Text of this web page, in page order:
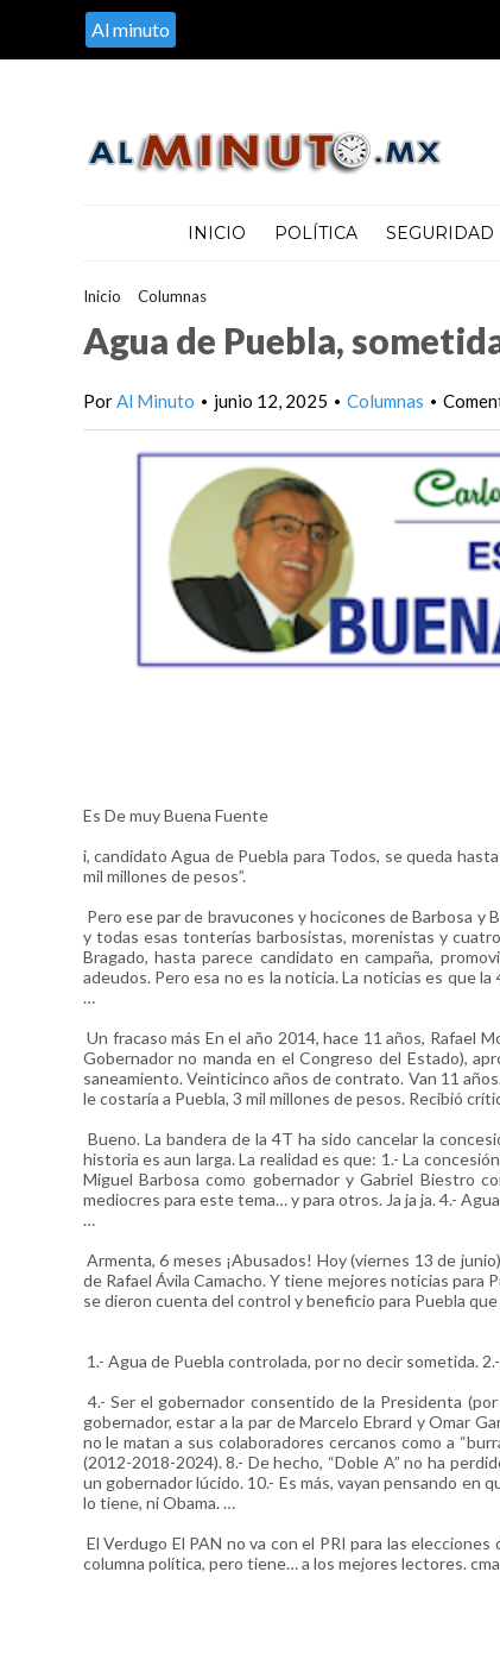
Al minuto
INICIO POLÍTICA SEGURIDAD
Inicio Columnas>
Agua de Puebla,
PorAl Minuto • junio 12, 2025 • Columnas •
Es De muy Buena Fuente
i, candidato Agua de Puebla para Todos, se queda
mil millones de pesos”.
Pero ese par de bravucones y hocicones de Barbosa y
y todas esas tonterías barbosistas, morenistas y
Bragado, hasta parece candidato en campaña,
adeudos. Pero esa no es la noticia. La noticias es que
…
Un fracaso más En el año 2014, hace 11 años, Rafael
Gobernador no manda en el Congreso del Estado),
saneamiento. Veinticinco años de contrato. Van 11
le costaría a Puebla, 3 mil millones de pesos. Recibió
Bueno. La bandera de la 4T ha sido cancelar la
historia es aun larga. La realidad es que: 1.- La
Miguel Barbosa como gobernador y Gabriel Biestro
mediocres para este tema… y para otros. Ja ja ja. 4.-
…
Armenta, 6 meses ¡Abusados! Hoy (viernes 13 de
de Rafael Ávila Camacho. Y tiene mejores noticias para
se dieron cuenta del control y beneficio para Puebla que
1.- Agua de Puebla controlada, por no decir sometida.
4.- Ser el gobernador consentido de la Presidenta
gobernador, estar a la par de Marcelo Ebrard y Omar
no le matan a sus colaboradores cercanos como a
(2012-2018-2024). 8.- De hecho, “Doble A” no ha
un gobernador lúcido. 10.- Es más, vayan pensando en
lo tiene, ni Obama. …
El Verdugo El PAN no va con el PRI para las
columna política, pero tiene… a los mejores lectores.